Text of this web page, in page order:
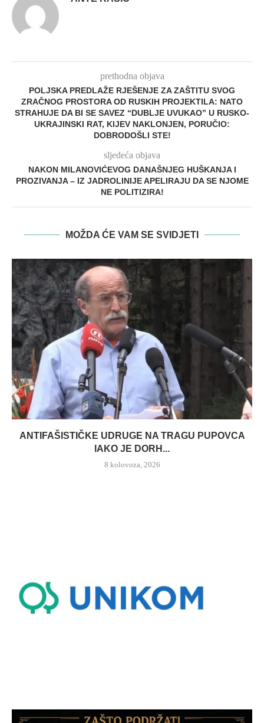
prethodna objava
POLJSKA PREDLAŽE RJEŠENJE ZA ZAŠTITU SVOG
ZRAČNOG PROSTORA OD RUSKIH PROJEKTILA: NATO
STRAHUJE DA BI SE SAVEZ “DUBLJE UVUKAO” U RUSKO-
UKRAJINSKI RAT, KIJEV NAKLONJEN, PORUČIO:
DOBRODOŠLI STE!
sljedeća objava
NAKON MILANOVIĆEVOG DANAŠNJEG HUŠKANJA I
PROZIVANJA – IZ JADROLINIJE APELIRAJU DA SE NJOME
NE POLITIZIRA!
MOŽDA ĆE VAM SE SVIDJETI
ANTIFAŠISTIČKE UDRUGE NA TRAGU PUPOVCA
IAKO JE DORH...
8 kolovoza, 2026